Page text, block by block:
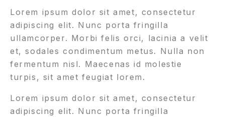
Lorem ipsum dolor sit amet, consectetur
adipiscing elit. Nunc porta fringilla
ullamcorper. Morbi felis orci, lacinia a velit
et, sodales condimentum metus. Nulla non
fermentum nisl. Maecenas id molestie
turpis, sit amet feugiat lorem.
Lorem ipsum dolor sit amet, consectetur
adipiscing elit. Nunc porta fringilla